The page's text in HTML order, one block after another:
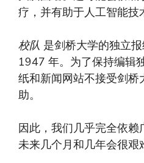
疗，并有助于人工智能技
校队 是剑桥大学的独立
1947 年。为了保持编辑
纸和新闻网站不接受剑桥
助。
因此，我们几乎完全依
未来几个月和几年会很艰